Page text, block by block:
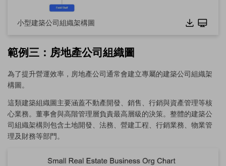
小型建築公司組織架構圖
範例三：房地產公司組織圖
為了提升營運效率，房地產公司通常會建立專屬的建築公司組織架
構圖。
這類建築組織圖主要涵蓋不動產開發、銷售、行銷與資產管理等核
心業務。董事會與高階管理層負責最高層級的決策。整體的建築公
司組織架構則包含土地開發、法務、營建工程、行銷業務、物業管
理及財務等部門。